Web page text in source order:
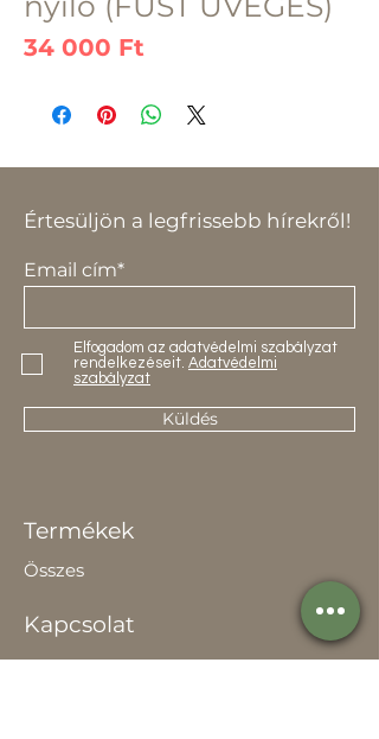
34 000 Ft
Értesüljön a legfrissebb hírekről!
Email cím*
Elfogadom az adatvédelmi szabályzat
rendelkezéseit. Adatvédelmi
szabályzat
Küldés
Termékek
Összes
Kapcsolat
Elérhetőség